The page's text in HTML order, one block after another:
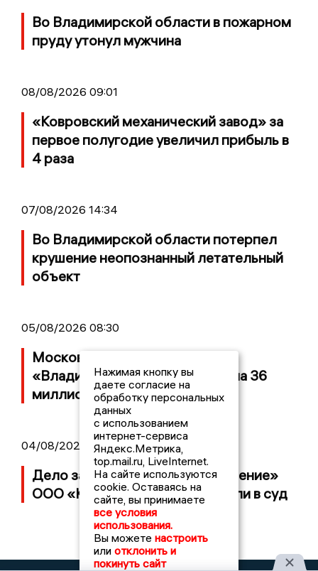
Во Владимирской области в пожарном
пруду утонул мужчина
08/08/2026 09:01
«Ковровский механический завод» за
первое полугодие увеличил прибыль в
4 раза
07/08/2026 14:34
Во Владимирской области потерпел
крушение неопознанный летательный
объект
05/08/2026 08:30
Московский ЧОП подал иск к
«Владимирскому стандарту» на 36
миллионов рублей
04/08/2026 15:40
Дело застройщика ЖК «Поколение»
ООО «Капитал Строй» передали в суд
Нажимая кнопку вы
даете согласие на
обработку персональных
данных
с использованием
интернет-сервиса
Яндекс.Метрика,
top.mail.ru, LiveInternet.
На сайте используются
cookie. Оставаясь на
сайте, вы принимаете
все условия
использования.
Вы можете настроить
или отклонить и
покинуть сайт